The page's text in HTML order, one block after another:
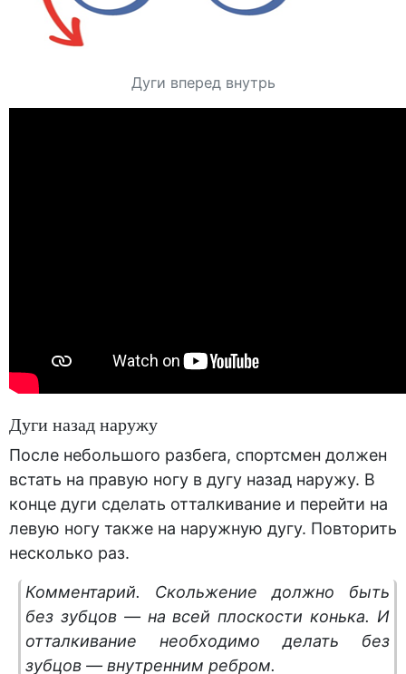
Дуги вперед внутрь
Дуги назад наружу
После небольшого разбега, спортсмен должен
встать на правую ногу в дугу назад наружу. В
конце дуги сделать отталкивание и перейти на
левую ногу также на наружную дугу. Повторить
несколько раз.
Комментарий. Скольжение должно быть
без зубцов — на всей плоскости конька. И
отталкивание необходимо делать без
зубцов — внутренним ребром.